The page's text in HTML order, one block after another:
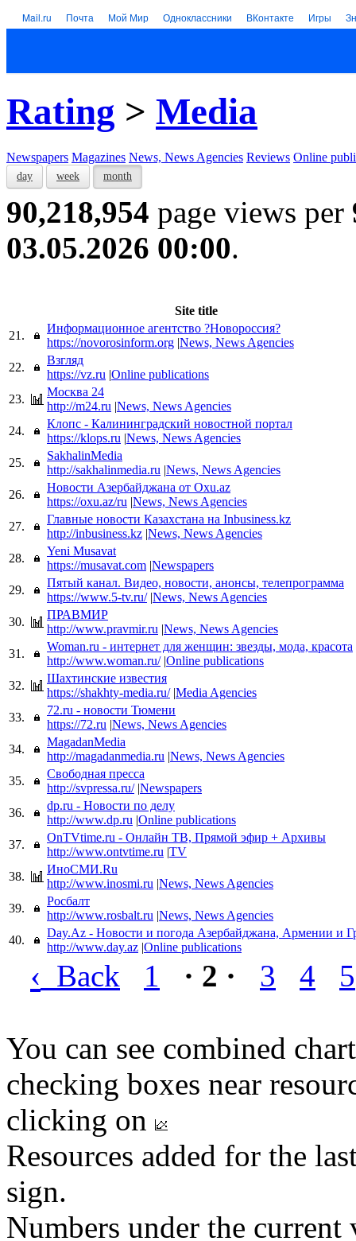
Mail.ru Почта Мой Мир Одноклассники ВКонтакте Игры
Rating > Media
Newspapers Magazines News, News Agencies Reviews Online
day week month
90,218,954 page views per
03.05.2026 00:00.
Site title
21.
Информационное агентство ?Новороссия?
https://novorosinform.org |News, News Agencies
22.
Взгляд
https://vz.ru |Online publications
23.
Москва 24
http://m24.ru |News, News Agencies
24.
Клопс - Калининградский новостной портал
https://klops.ru |News, News Agencies
25.
SakhalinMedia
http://sakhalinmedia.ru |News, News Agencies
26.
Новости Азербайджана от Oxu.az
https://oxu.az/ru |News, News Agencies
27.
Главные новости Казахстана на Inbusiness.kz
http://inbusiness.kz |News, News Agencies
28.
Yeni Musavat
https://musavat.com |Newspapers
29.
Пятый канал. Видео, новости, анонсы, телепрограмма
https://www.5-tv.ru/ |News, News Agencies
30.
ПРАВМИР
http://www.pravmir.ru |News, News Agencies
31.
Woman.ru - интернет для женщин: звезды, мода, красота
http://www.woman.ru/ |Online publications
32.
Шахтинские известия
https://shakhty-media.ru/ |Media Agencies
33.
72.ru - новости Тюмени
https://72.ru |News, News Agencies
34.
MagadanMedia
http://magadanmedia.ru |News, News Agencies
35.
Свободная пресса
http://svpressa.ru/ |Newspapers
36.
dp.ru - Новости по делу
http://www.dp.ru |Online publications
37.
OnTVtime.ru - Онлайн ТВ, Прямой эфир + Архивы
http://www.ontvtime.ru |TV
38.
ИноСМИ.Ru
http://www.inosmi.ru |News, News Agencies
39.
Росбалт
http://www.rosbalt.ru |News, News Agencies
40.
Day.Az - Новости и погода Азербайджана, Армении и
http://www.day.az |Online publications
‹ Back 1 · 2 · 3 4 5
You can see combined
checking boxes near
clicking on
Resources added for the
sign.
Numbers under the